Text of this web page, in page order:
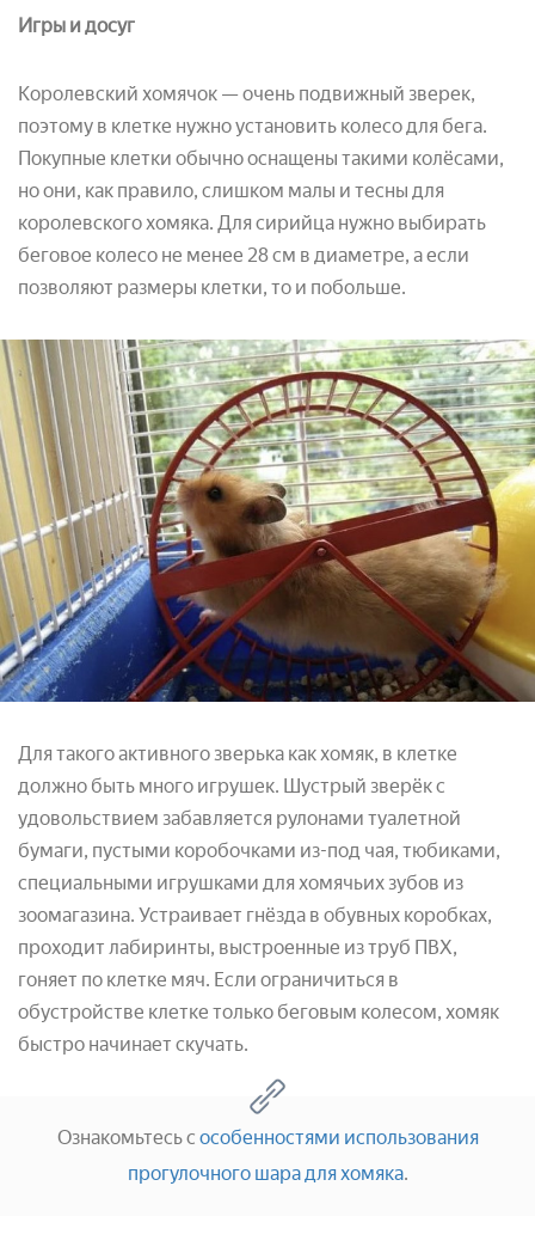
Игры и досуг
Королевский хомячок — очень подвижный зверек,
поэтому в клетке нужно установить колесо для бега.
Покупные клетки обычно оснащены такими колёсами,
но они, как правило, слишком малы и тесны для
королевского хомяка. Для сирийца нужно выбирать
беговое колесо не менее 28 см в диаметре, а если
позволяют размеры клетки, то и побольше.
Для такого активного зверька как хомяк, в клетке
должно быть много игрушек. Шустрый зверёк с
удовольствием забавляется рулонами туалетной
бумаги, пустыми коробочками из-под чая, тюбиками,
специальными игрушками для хомячьих зубов из
зоомагазина. Устраивает гнёзда в обувных коробках,
проходит лабиринты, выстроенные из труб ПВХ,
гоняет по клетке мяч. Если ограничиться в
обустройстве клетке только беговым колесом, хомяк
быстро начинает скучать.
Ознакомьтесь с особенностями использования
прогулочного шара для хомяка.